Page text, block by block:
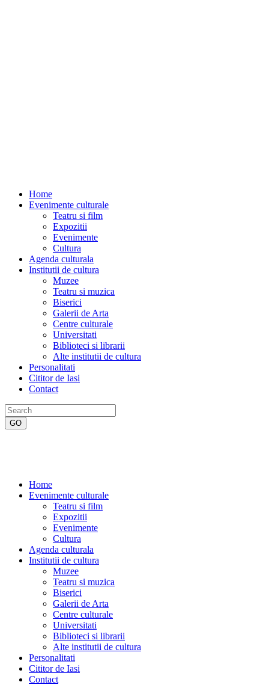
Home
Evenimente culturale
Teatru si film
Expozitii
Evenimente
Cultura
Agenda culturala
Institutii de cultura
Muzee
Teatru si muzica
Biserici
Galerii de Arta
Centre culturale
Universitati
Biblioteci si librarii
Alte institutii de cultura
Personalitati
Cititor de Iasi
Contact
Home
Evenimente culturale
Teatru si film
Expozitii
Evenimente
Cultura
Agenda culturala
Institutii de cultura
Muzee
Teatru si muzica
Biserici
Galerii de Arta
Centre culturale
Universitati
Biblioteci si librarii
Alte institutii de cultura
Personalitati
Cititor de Iasi
Contact